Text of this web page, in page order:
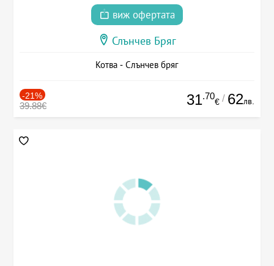
виж офертата
Слънчев Бряг
Котва - Слънчев бряг
-21%
39.88€ 31.70
€ / 62лв.